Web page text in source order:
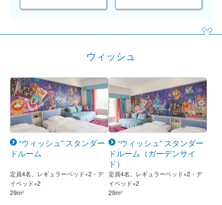
ウィッシュ
“ウィッシュ” スタンダー
ドルーム
定員4名、レギュラーベッド×2・デ
イベッド×2
29m²
“ウィッシュ” スタンダー
ドルーム（ガーデンサイ
ド）
定員4名、レギュラーベッド×2・デ
イベッド×2
29m²